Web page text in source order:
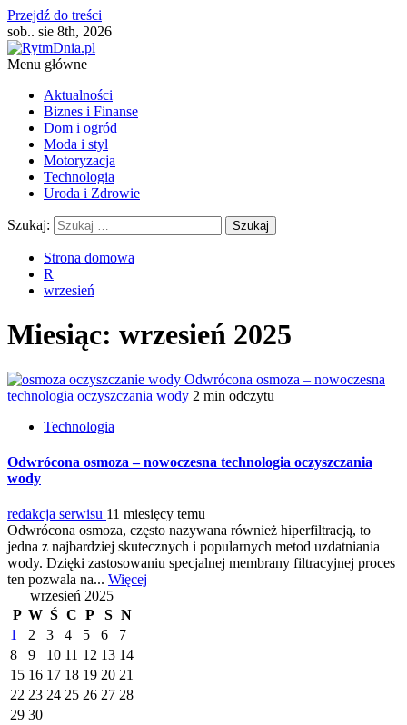
Przejdź do treści
sob.. sie 8th, 2026
Menu główne
Aktualności
Biznes i Finanse
Dom i ogród
Moda i styl
Motoryzacja
Technologia
Uroda i Zdrowie
Szukaj:
Strona domowa
R
wrzesień
Miesiąc: wrzesień 2025
Odwrócona osmoza – nowoczesna
technologia oczyszczania wody 2 min odczytu
Technologia
Odwrócona osmoza – nowoczesna technologia oczyszczania
wody
redakcja serwisu 11 miesięcy temu
Odwrócona osmoza, często nazywana również hiperfiltracją, to
jedna z najbardziej skutecznych i popularnych metod uzdatniania
wody. Dzięki zastosowaniu specjalnej membrany filtracyjnej proces
ten pozwala na... Więcej
wrzesień 2025
P W Ś C P S N
1
2 3 4 5 6
7
8
9 10 11 12 13 14
15 16 17 18 19 20 21
22 23 24 25 26 27 28
29 30